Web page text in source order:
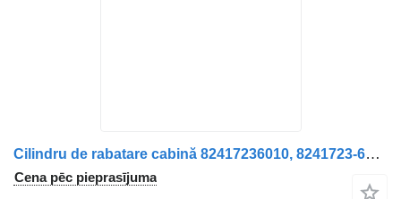
Cilindru de rabatare cabină 82417236010, 8241723-6010 hidrocilindrs paredzēts MAN kravas automašīnas
Cena pēc pieprasījuma